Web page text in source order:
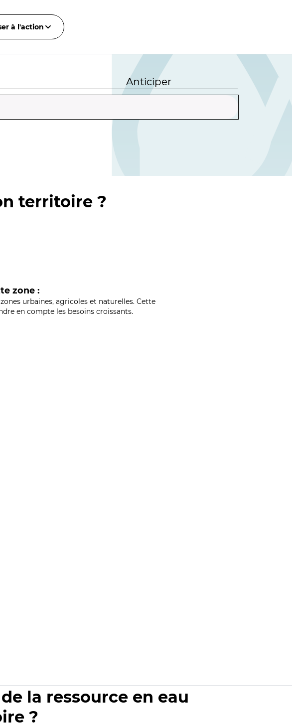
à l'action
Anticiper
territoire ?
zone :
urbaines, agricoles et naturelles. Cette
en compte les besoins croissants.
la ressource en eau
?